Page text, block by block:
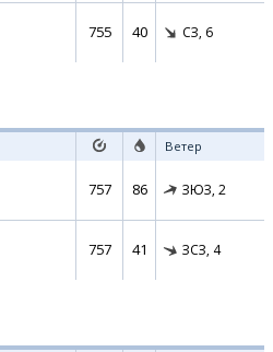
755 40 СЗ, 6
Ветер
757 86 ЗЮЗ, 2
757 41 ЗСЗ, 4